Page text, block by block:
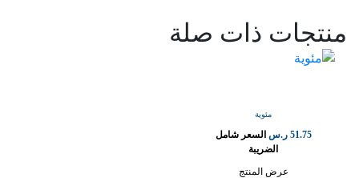
منتجات ذات صلة
مئوية
51.75 ر.س السعر شامل
الضريبة
عرض المنتج